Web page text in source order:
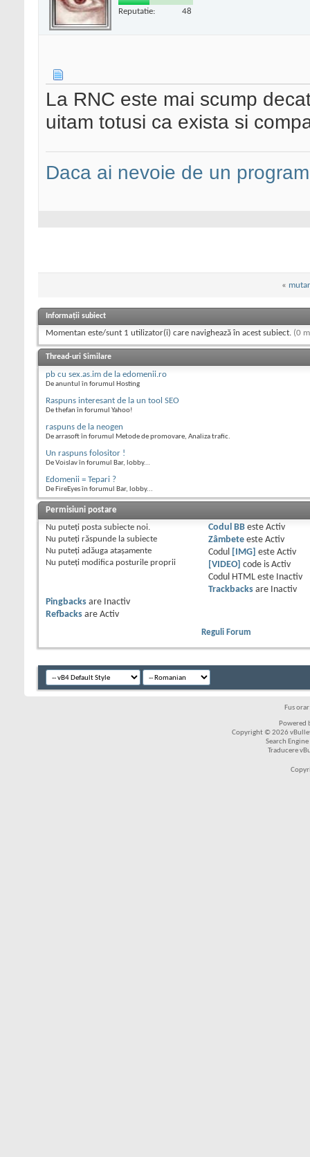
Reputatie: 48
La RNC este mai scump
uitam totusi ca exista si
Daca ai nevoie de un
«
Informații subiect
Momentan este/sunt 1 utilizator(i) care navighează în acest subiect. (0
Thread-uri Similare
pb cu sex.as.im de la edomenii.ro
De anuntul în forumul Hosting
Raspuns interesant de la un tool SEO
De thefan în forumul Yahoo!
raspuns de la neogen
De arrasoft în forumul Metode de promovare, Analiza trafic.
Un raspuns folositor !
De Voislav în forumul Bar, lobby...
Edomenii = Tepari ?
De FireEyes în forumul Bar, lobby...
Permisiuni postare
Nu puteţi posta subiecte noi.
Nu puteţi răspunde la subiecte
Nu puteţi adăuga ataşamente
Nu puteţi modifica posturile proprii
Codul BBeste Activ
Zâmbeteeste Activ
Codul
[IMG] este Activ
[VIDEO] code is Activ
Codul HTML este
Inactiv
Trackbacksare
Inactiv
Pingbacks are
Inactiv
Refbacks are Activ
Reguli Forum
Fus
Powered
Copyright © 2026
Search
Traducere